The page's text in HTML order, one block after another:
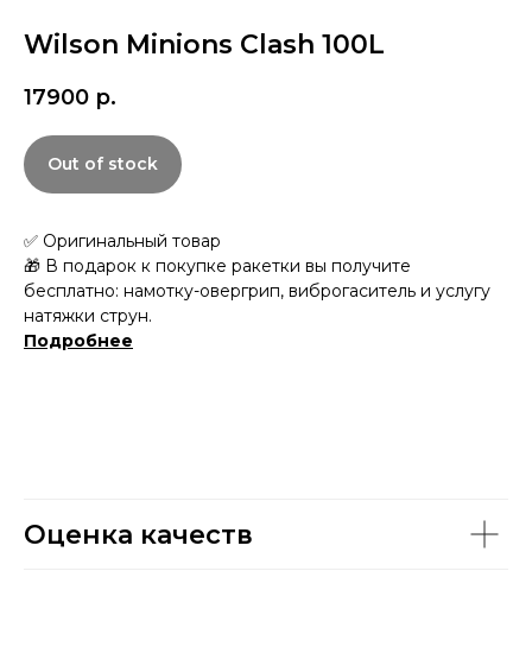
Wilson Minions Clash 100L
17900 р.
Out of stock
✅ Оригинальный товар
🎁 В подарок к покупке ракетки вы получите
бесплатно: намотку-овергрип, виброгаситель и услугу
натяжки струн.
Подробнее
Оценка качеств